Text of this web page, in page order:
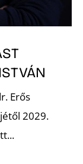
Erős
2029.